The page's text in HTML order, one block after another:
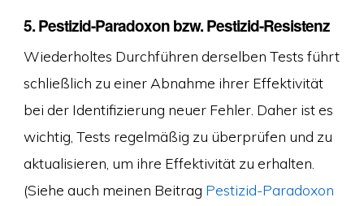
5. Pestizid-Paradoxon bzw. Pestizid-Resistenz
Wiederholtes Durchführen derselben Tests führt
schließlich zu einer Abnahme ihrer Effektivität
bei der Identifizierung neuer Fehler. Daher ist es
wichtig, Tests regelmäßig zu überprüfen und zu
aktualisieren, um ihre Effektivität zu erhalten.
(Siehe auch meinen Beitrag Pestizid-Paradoxon